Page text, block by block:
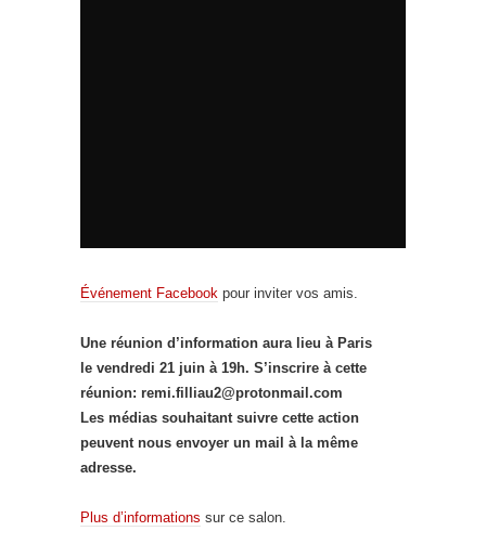
Événement Facebook pour inviter vos amis.
Une réunion d’information aura lieu à Paris
le vendredi 21 juin à 19h. S’inscrire à cette
réunion: remi.filliau2@protonmail.com
Les médias souhaitant suivre cette action
peuvent nous envoyer un mail à la même
adresse.
Plus d’informations sur ce salon.